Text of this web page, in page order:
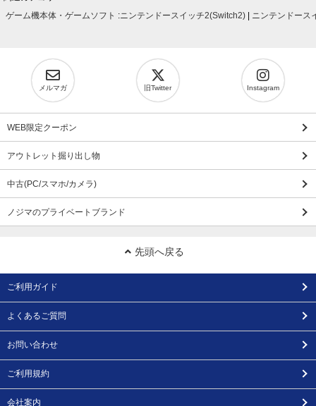
ゲーム機本体・ゲームソフト :ニンテンドースイッチ2(Switch2) ニンテンドース
メルマガ 旧Twitter Instagram
WEB限定クーポン
アウトレット掘り出し物
中古(PC/スマホ/カメラ)
ノジマのプライベートブランド
先頭へ戻る
ご利用ガイド
よくあるご質問
お問い合わせ
ご利用規約
会社案内